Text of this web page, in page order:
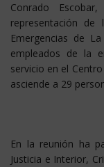
Conrado
representación de
Emergencias de
empleados de la
servicio en el
asciende a 29
En la reunión ha
Justicia e Interior,